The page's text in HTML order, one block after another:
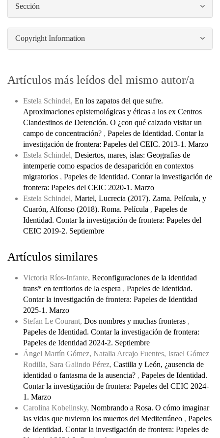
Sección
Copyright Information
Artículos más leídos del mismo autor/a
Estela Schindel, En los zapatos del que sufre.
Aproximaciones epistemológicas y éticas a los ex Centros
Clandestinos de Detención. O ¿con qué calzado visitar un
campo de concentración? , Papeles de Identidad. Contar la
investigación de frontera: Papeles del CEIC. 2013-1. Marzo
Estela Schindel, Desiertos, mares, islas: Geografías de
intemperie como espacios de desaparición en contextos
migratorios , Papeles de Identidad. Contar la investigación de
frontera: Papeles del CEIC 2020-1. Marzo
Estela Schindel, Martel, Lucrecia (2017). Zama. Película, y
Cuarón, Alfonso (2018). Roma. Película , Papeles de
Identidad. Contar la investigación de frontera: Papeles del
CEIC 2019-2. Septiembre
Artículos similares
Victoria Ríos-Infante, Reconfiguraciones de la identidad
trans* en territorios de la espera , Papeles de Identidad.
Contar la investigación de frontera: Papeles de Identidad
2025-1. Marzo
Stefan Le Courant, Dos nombres y muchas fronteras ,
Papeles de Identidad. Contar la investigación de frontera:
Papeles de Identidad 2024-2. Septiembre
Ángel Martín Gómez, Natalia Arcajo Fuentes, Israel Gómez
Rodilla, Sara Galindo Pérez, Castilla y León, ¿ausencia de
identidad o fantasma de la ausencia? , Papeles de Identidad.
Contar la investigación de frontera: Papeles del CEIC 2024-
1. Marzo
Carolina Kobelinsky, Nombrando a Rosa. O cómo imaginar
las vidas que tuvieron los muertos del Mediterráneo , Papeles
de Identidad. Contar la investigación de frontera: Papeles de